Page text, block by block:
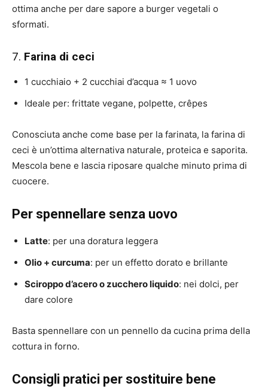
ottima anche per dare sapore a burger vegetali o
sformati.
7. Farina di ceci
1 cucchiaio + 2 cucchiai d’acqua ≈ 1 uovo
Ideale per: frittate vegane, polpette, crêpes
Conosciuta anche come base per la farinata, la farina di
ceci è un’ottima alternativa naturale, proteica e saporita.
Mescola bene e lascia riposare qualche minuto prima di
cuocere.
Per spennellare senza uovo
Latte: per una doratura leggera
Olio + curcuma: per un effetto dorato e brillante
Sciroppo d’acero o zucchero liquido: nei dolci, per
dare colore
Basta spennellare con un pennello da cucina prima della
cottura in forno.
Consigli pratici per sostituire bene